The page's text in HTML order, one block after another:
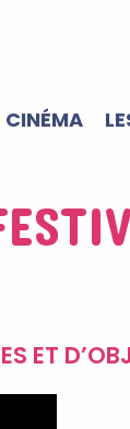
CINÉMA
ET